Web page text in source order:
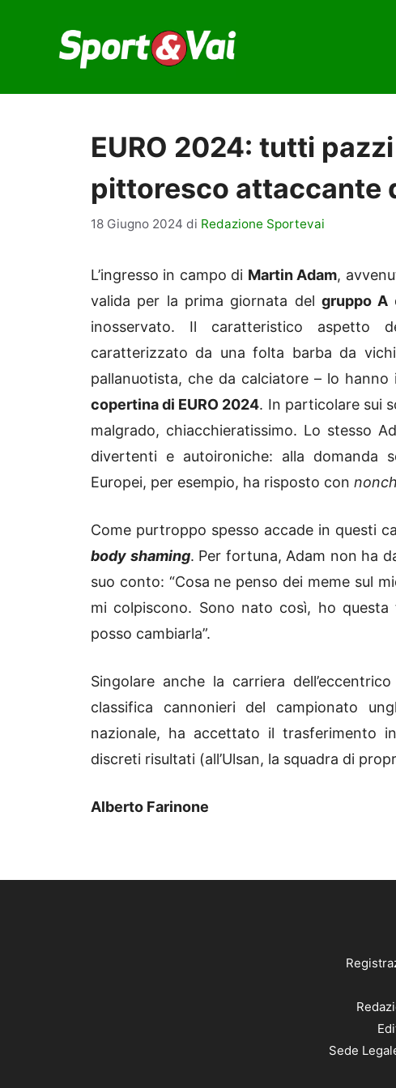
contenuto
EURO 2024: tutti
pittoresco attaccante
18 Giugno 2024 di Redazione Sportevai
L’ingresso in campo di Martin Adam,
valida per la prima giornata del gruppo A
inosservato. Il caratteristico aspetto
caratterizzato da una folta barba da
pallanuotista, che da calciatore – lo
copertina di EURO 2024. In particolare sui
malgrado, chiacchieratissimo. Lo stesso
divertenti e autoironiche: alla domanda
Europei, per esempio, ha risposto con
Come purtroppo spesso accade in questi
body shaming. Per fortuna, Adam non ha
suo conto: “Cosa ne penso dei meme sul
mi colpiscono. Sono nato così, ho
posso cambiarla”.
Singolare anche la carriera
classifica cannonieri del campionato
nazionale, ha accettato il trasferimento in
discreti risultati (all’Ulsan, la squadra di
Alberto Farinone
Sede